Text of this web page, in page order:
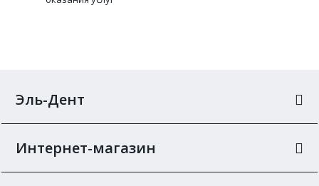
Эль-Дент
Интернет-магазин